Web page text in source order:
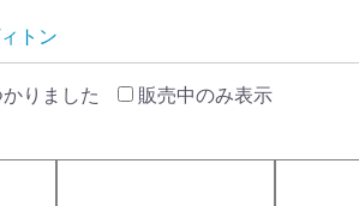
トン
りました 販売中のみ表示